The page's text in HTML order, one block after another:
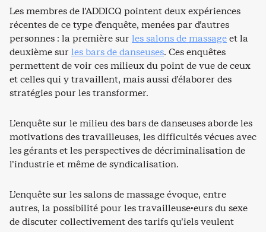
Les membres de l’ADDICQ pointent deux expériences
récentes de ce type d’enquête, menées par d’autres
personnes : la première sur les salons de massageet la
deuxième sur les bars de danseuses. Ces enquêtes
permettent de voir ces milieux du point de vue de ceux
et celles qui y travaillent, mais aussi d’élaborer des
stratégies pour les transformer.
L’enquête sur le milieu des bars de danseuses aborde les
motivations des travailleuses, les difficultés vécues avec
les gérants et les perspectives de décriminalisation de
l’industrie et même de syndicalisation.
L’enquête sur les salons de massage évoque, entre
autres, la possibilité pour les travailleuse·eurs du sexe
de discuter collectivement des tarifs qu’iels veulent